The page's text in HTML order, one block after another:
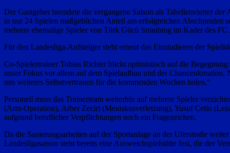
Der Gastgeber beendete die vergangene Saison als Tabellenvierter
in nur 24 Spielen maßgeblichen Anteil am erfolgreichen Abschneiden
mehrere ehemalige Spieler von Türk Gücü Straubing im Kader des FC
Für den Landesliga-Aufsteiger steht erneut das Einstudieren der
Co-Spielertrainer Tobias Richter blickt optimistisch auf die
unser Fokus vor allem auf dem Spielaufbau und der
uns weiteres Selbstvertrauen für die kommenden Wochen holen.“
Personell muss das Trainerteam weiterhin auf mehrere Spieler
(Arm-Operation), Arber Zeciri (Meniskusverletzung), Yusuf Cetin
aufgrund beruflicher Verpflichtungen noch ein Fragezeichen.
Da die Sanierungsarbeiten auf der Sportanlage an der Uferstraße
Landesligasaison steht bereits eine Ausweichspielstätte fest, die der